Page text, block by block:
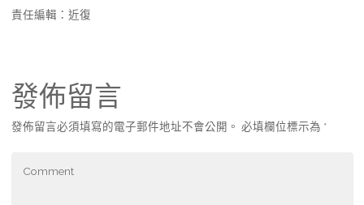
責任編輯：近復
發佈留言
發佈留言必須填寫的電子郵件地址不會公開。 必填欄位標示為 *